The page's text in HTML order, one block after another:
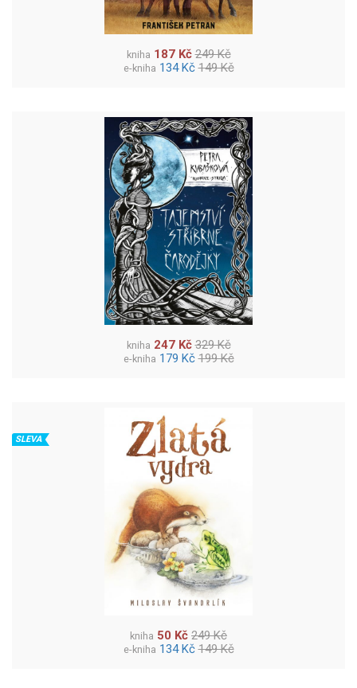
kniha 187 Kč 249 Kč
e-kniha 134 Kč 149 Kč
kniha 247 Kč 329 Kč
e-kniha 179 Kč 199 Kč
SLEVA
kniha 50 Kč 249 Kč
e-kniha 134 Kč 149 Kč